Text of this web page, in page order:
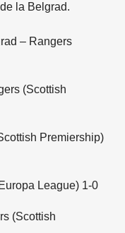
la Belgrad.
– Rangers
(Scottish
Premiership)
League) 1-0
(Scottish